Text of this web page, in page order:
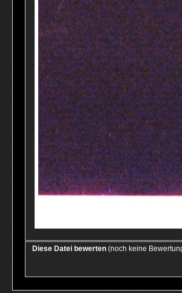
Diese Datei bewerten (noch keine